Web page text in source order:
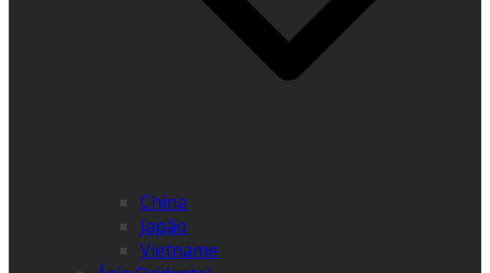
China
Japão
Vietname